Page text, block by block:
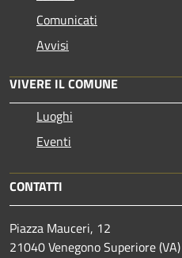
Comunicati
Avvisi
VIVERE IL COMUNE
Luoghi
Eventi
CONTATTI
Piazza Mauceri, 12
21040 Venegono Superiore (VA)